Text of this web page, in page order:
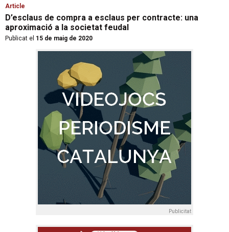
Article
D’esclaus de compra a esclaus per contracte: una
aproximació a la societat feudal
Publicat el 15 de maig de 2020
Publicitat